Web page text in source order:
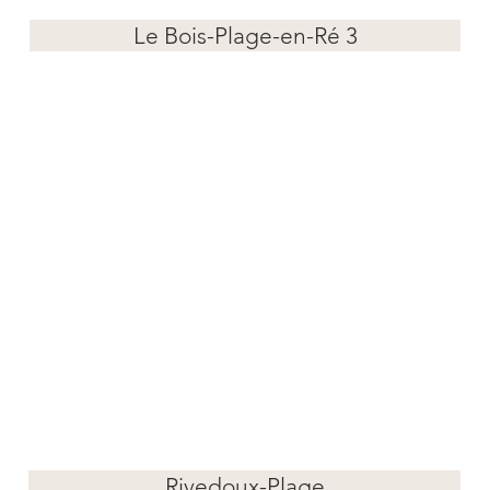
Le Bois-Plage-en-Ré 3